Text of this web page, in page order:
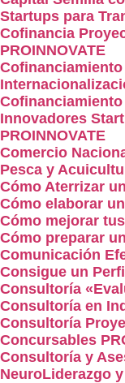
Startups para
Cofinancia
PROINNOVATE
Innovadores
PROINNOVATE
Comercio
Pesca y
Cómo Aterrizar
Cómo elaborar
Cómo mejorar
Cómo preparar
Comunicación
Consigue un
Consultoría
Consultoría en
Consultoría
Concursables
Consultoría y
NeuroLiderazgo